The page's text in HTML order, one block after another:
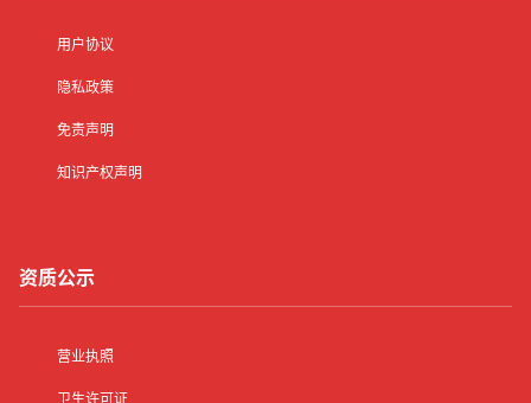
用户协议
隐私政策
免责声明
知识产权声明
资质公示
营业执照
卫生许可证